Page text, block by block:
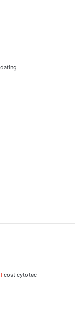
cost cytotec